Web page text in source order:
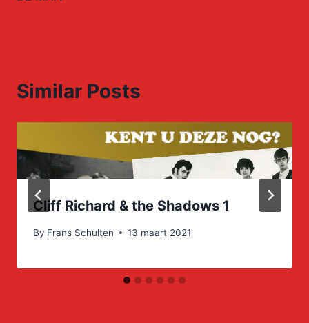
Similar Posts
Cliff Richard & the Shadows 1
By Frans Schulten 13 maart 2021